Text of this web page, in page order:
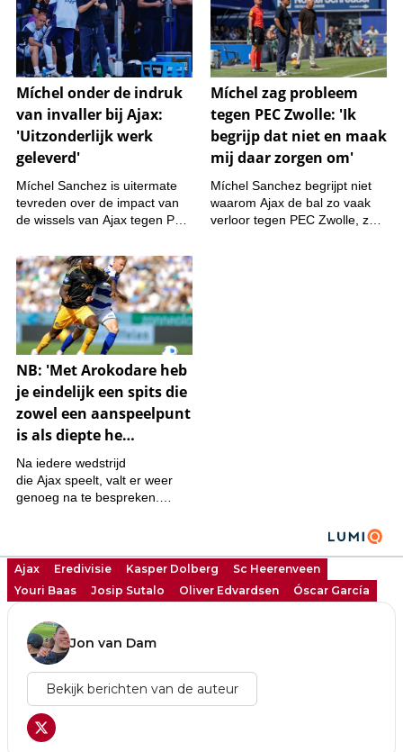
Ajax Eredivisie Kasper Dolberg
Sc Heerenveen
Youri Baas
Josip Sutalo Oliver Edvardsen Óscar García
Jon van Dam
Bekijk berichten van de auteur